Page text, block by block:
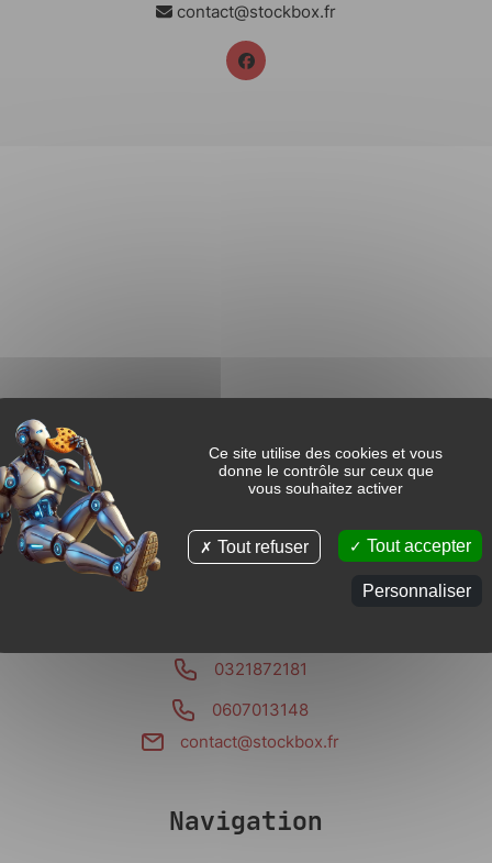
Ce site utilise des cookies et vous
donne le contrôle sur ceux que
vous souhaitez activer
Tout accepter
Tout refuser
Personnaliser
contact@stockbox.fr
0321872181
0607013148
contact@stockbox.fr
Navigation